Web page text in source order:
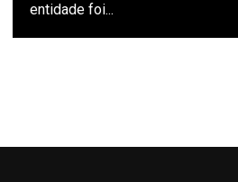
entidade foi...